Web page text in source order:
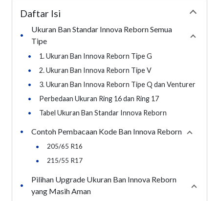
Daftar Isi
•
Ukuran Ban Standar Innova Reborn Semua
Tipe
•
1. Ukuran Ban Innova Reborn Tipe G
•
2. Ukuran Ban Innova Reborn Tipe V
•
3. Ukuran Ban Innova Reborn Tipe Q dan Venturer
•
Perbedaan Ukuran Ring 16 dan Ring 17
•
Tabel Ukuran Ban Standar Innova Reborn
• Contoh Pembacaan Kode Ban Innova Reborn Collapse
•
205/65 R16
• 215/55 R17
•
Pilihan Upgrade Ukuran Ban Innova Reborn
yang Masih Aman